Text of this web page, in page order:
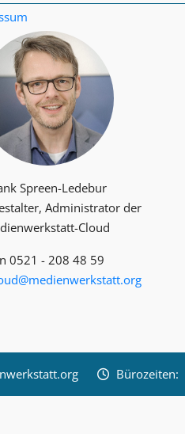
Spreen-Ledebur
Administrator der
Cloud
0521 - 208 48 59
Bürozeiten: